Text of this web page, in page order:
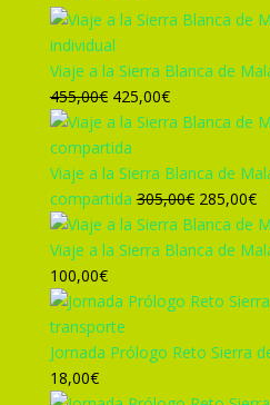
Viaje a la Sierra Blanca de
455,00€ El
precio
original
era:
455,00€.
425,00€El
precio
es:
425,00€.
Viaje a la Sierra Blanca de
compartida 305,00€ El
precio
original
305,00€.
285,00€El
Viaje a la Sierra Blanca de
100,00€
Jornada Prólogo Reto Sierra
18,00€